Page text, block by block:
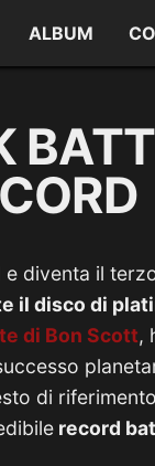
ALBUM
diventa il
il disco di
di Bon Scott,
di
record